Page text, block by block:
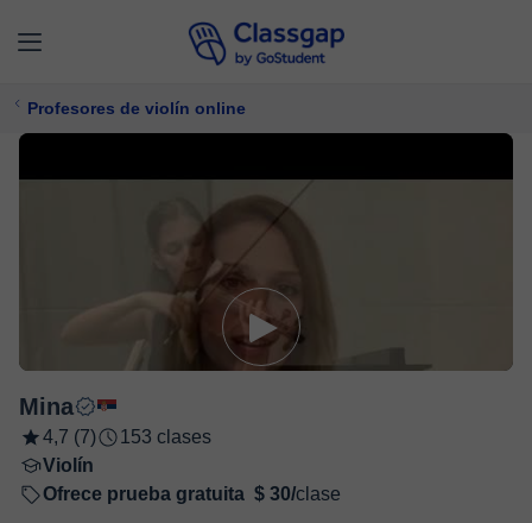
Profesores de violín online
Mina
4,7 (7)
153 clases
Violín
Ofrece prueba gratuita $ 30/clase